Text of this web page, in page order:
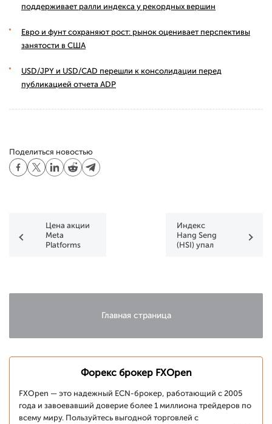
поддерживает ралли индекса у рекордных вершин
Евро и фунт сохраняют рост: рынок оценивает перспективы
занятости в США
USD/JPY и USD/CAD перешли к консолидации перед
публикацией отчета ADP
Поделиться новостью
Цена акции
Meta
Platforms
отметке в
Индекс
Hang Seng
(HSI) упал
Главная страница
Форекс брокер FXOpen
FXOpen — это надежный ECN-брокер, работающий с 2005
года и завоевавший доверие более 1 миллиона трейдеров по
всему миру. Пользуйтесь выгодной торговлей с